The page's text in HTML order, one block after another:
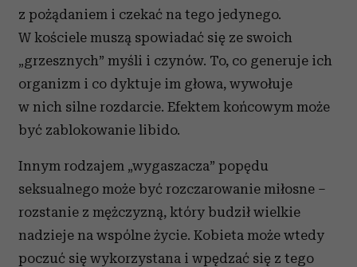
z pożądaniem i czekać na tego jedynego.
W kościele muszą spowiadać się ze swoich
„grzesznych” myśli i czynów. To, co generuje ich
organizm i co dyktuje im głowa, wywołuje
w nich silne rozdarcie. Efektem końcowym może
być zablokowanie libido.
Innym rodzajem „wygaszacza” popędu
seksualnego może być rozczarowanie miłosne –
rozstanie z mężczyzną, który budził wielkie
nadzieje na wspólne życie. Kobieta może wtedy
poczuć się wykorzystana i wpędzać się z tego